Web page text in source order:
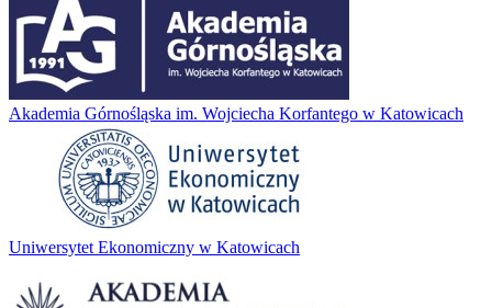
Akademia Górnośląska im. Wojciecha Korfantego w Katowicach
Uniwersytet Ekonomiczny w Katowicach